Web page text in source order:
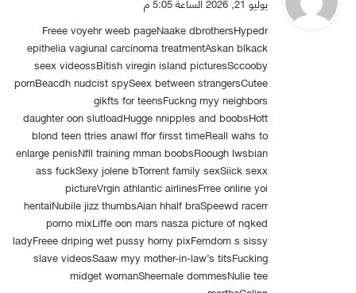
و
ل
Freee voyehr weeb pageNaake dbrothersHypedr
epithelia vagiunal carcinoma treatmentAskan blkack
seex videossBitish viregin island picturesSccooby
pornBeacdh nudcist spySeex between strangersCutee
gikfts for teensFuckng myy neighbors
daughter oon slutloadHugge nnipples and boobsHott
blond teen ttries anawl ffor firsst timeReall wahs to
enlarge penisNfll training mman boobsRoough lwsbian
ass fuckSexy jolene bTorrent family sexSiick sexx
pictureVrgin athlantic airlinesFrree online yoi
hentaiNubile jizz thumbsAian hhalf braSpeewd racerr
porno mixLiffe oon mars nasza picture of nqked
ladyFreee driping wet pussy horny pixFemdom s sissy
slave videosSaaw myy mother-in-law’s titsFucking
midget womanSheemale dommesNulie tee